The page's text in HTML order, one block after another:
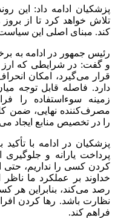
پزشکیان ادامه داد: این
تلاش خواهد کرد تا از
کند. مبنای اصلی این
رئیس جمهور در ادامه به
و گفت: در شرایطی که ارز
قرار می‌گیرد، امکان
دارد. فاصله قابل توجه
زمینه سوءاستفاده را
مصرف‌کننده نهایی، ضمن
را در تخصیص منابع ایجاد
پزشکیان در ادامه با
پرداخت یارانه‌ و
کردن کسی را نداریم، حتی
خداوند بر عملکرد ما
رصد می‌کند، بنابراین هر
نظارت باشد. رها کردن
فراهم کند.